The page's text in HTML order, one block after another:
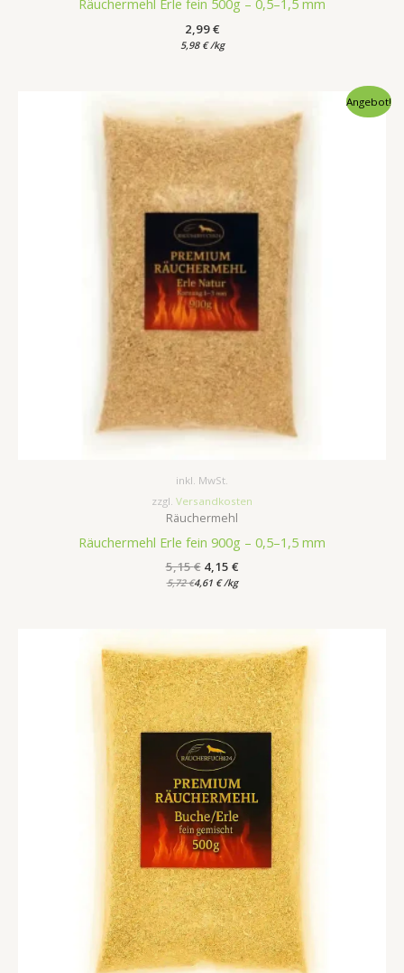
Räuchermehl Erle fein 500g – 0,5–1,5 mm
2,99€
5,98 € /kg
Angebot!
inkl. MwSt.
zzgl. Versandkosten
Räuchermehl
Räuchermehl Erle fein 900g – 0,5–1,5 mm
5,15€
Preis
war:
5,15 €
4,15 €
Preis
ist:
4,15 €.
5,72€4,61 € /kg